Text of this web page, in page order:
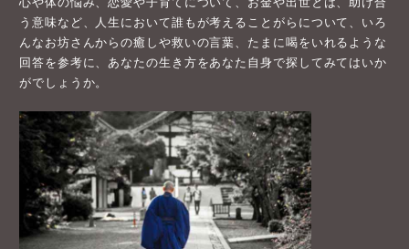
う意味など、人生において誰もが考えることがらについて、いろ
んなお坊さんからの癒しや救いの言葉、たまに喝をいれるような
回答を参考に、あなたの生き方をあなた自身で探してみてはいか
がでしょうか。